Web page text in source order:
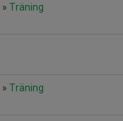
» Träning
» Träning